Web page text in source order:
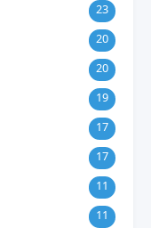
23
20
20
19
17
17
11
11